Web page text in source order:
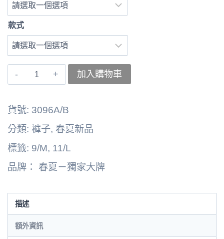
款式
〚獨
上
衣
262202-
數
量
加入購物車
貨號: 3096A/B
分類: 褲子, 春夏新品
標籤: 9/M, 11/L
品牌： 春夏－獨家大牌
描述
額外資訊